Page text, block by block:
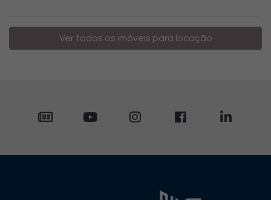
Ver todos os imóveis para locação